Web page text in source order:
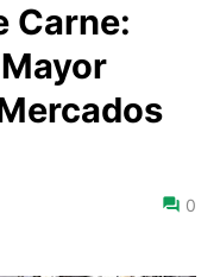
Carne:
0